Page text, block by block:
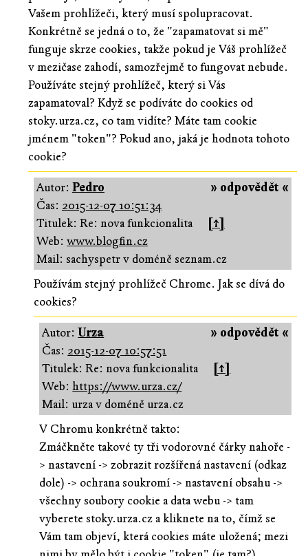
Vašem prohlížeči, který musí spolupracovat.
Konkrétně se jedná o to, že "zapamatovat si mě"
funguje skrze cookies, takže pokud je Váš prohlížeč
v mezičase zahodí, samozřejmě to fungovat nebude.
Používáte stejný prohlížeč, který si Vás
zapamatoval? Když se podíváte do cookies od
stoky.urza.cz, co tam vidíte? Máte tam cookie
jménem "token"? Pokud ano, jaká je hodnota tohoto
cookie?
» odpovědět «
Autor: Pedro
Čas: 2015-12-07 10:51:34
Titulek: Re: nova funkcionalita
[↑]
Web: www.blogfin.cz
Mail: sachyspetr v doméně seznam.cz
Používám stejný prohlížeč Chrome. Jak se dívá do
cookies?
» odpovědět «
Autor:Urza
Čas: 2015-12-07 10:57:51
Titulek: Re: nova funkcionalita
[↑]
Web:https://www.urza.cz/
Mail: urza v doméně urza.cz
V Chromu konkrétně takto:
Zmáčkněte takové ty tři vodorovné čárky nahoře -
> nastavení -> zobrazit rozšířená nastavení (odkaz
dole) -> ochrana soukromí -> nastavení obsahu ->
všechny soubory cookie a data webu -> tam
vyberete stoky.urza.cz a kliknete na to, čímž se
Vám tam objeví, která cookies máte uložená; mezi